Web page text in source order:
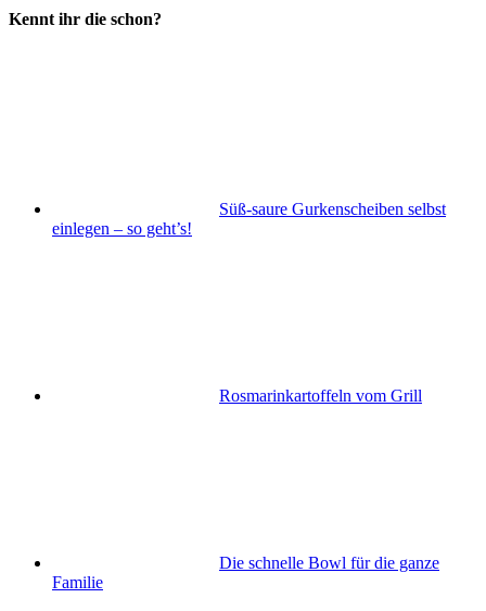
Kennt ihr die schon?
Süß-saure Gurkenscheiben selbst
einlegen – so geht’s!
Rosmarinkartoffeln vom Grill
Die schnelle Bowl für die ganze
Familie